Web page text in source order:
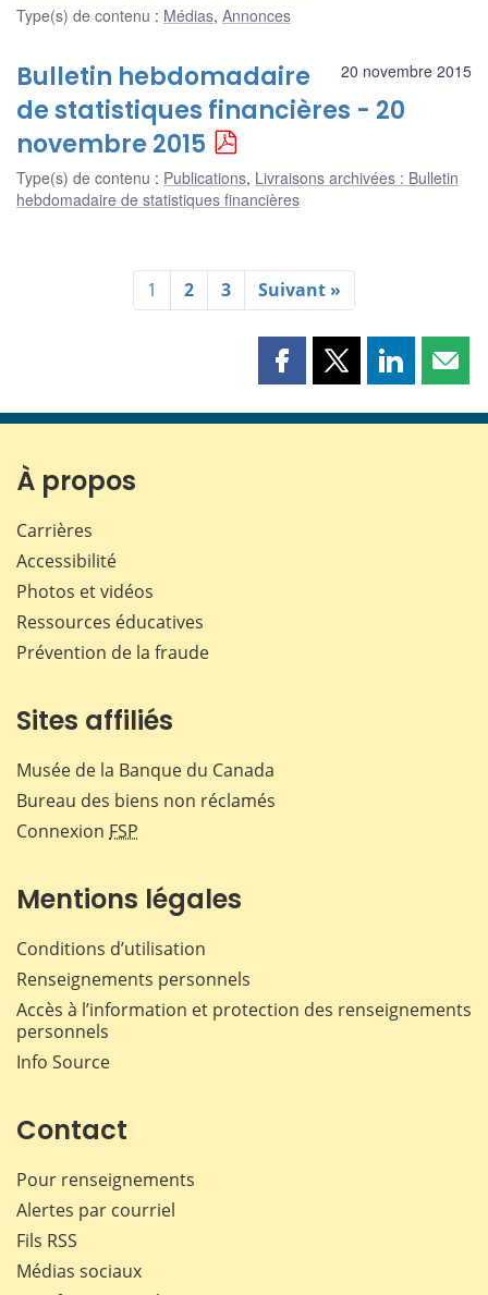
Type(s) de contenu : Médias, Annonces
20 novembre 2015
Bulletin hebdomadaire
de statistiques financières - 20
novembre 2015
Type(s) de contenu : Publications, Livraisons archivées : Bulletin
hebdomadaire de statistiques financières
1 2 3 Suivant »
Partager
page
Partager
page
Partager
page page
À propos
Carrières
Accessibilité
Photos et vidéos
Ressources éducatives
Prévention de la fraude
Sites affiliés
Musée de la Banque du Canada
Bureau des biens non réclamés
Connexion FSP
Mentions légales
Conditions d’utilisation
Renseignements personnels
Accès à l’information et protection des renseignements
personnels
Info Source
Contact
Pour renseignements
Alertes par courriel
Fils RSS
Médias sociaux